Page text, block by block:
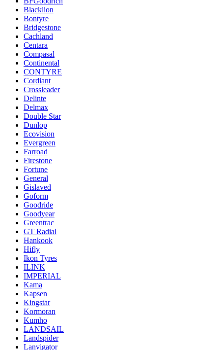
Blacklion
Bontyre
Bridgestone
Cachland
Centara
Compasal
Continental
CONTYRE
Cordiant
Crossleader
Delinte
Delmax
Double Star
Dunlop
Ecovision
Evergreen
Farroad
Firestone
Fortune
General
Gislaved
Goform
Goodride
Goodyear
Greentrac
GT Radial
Hankook
Hifly
Ikon Tyres
ILINK
IMPERIAL
Kama
Kapsen
Kingstar
Kormoran
Kumho
LANDSAIL
Landspider
Lanvigator